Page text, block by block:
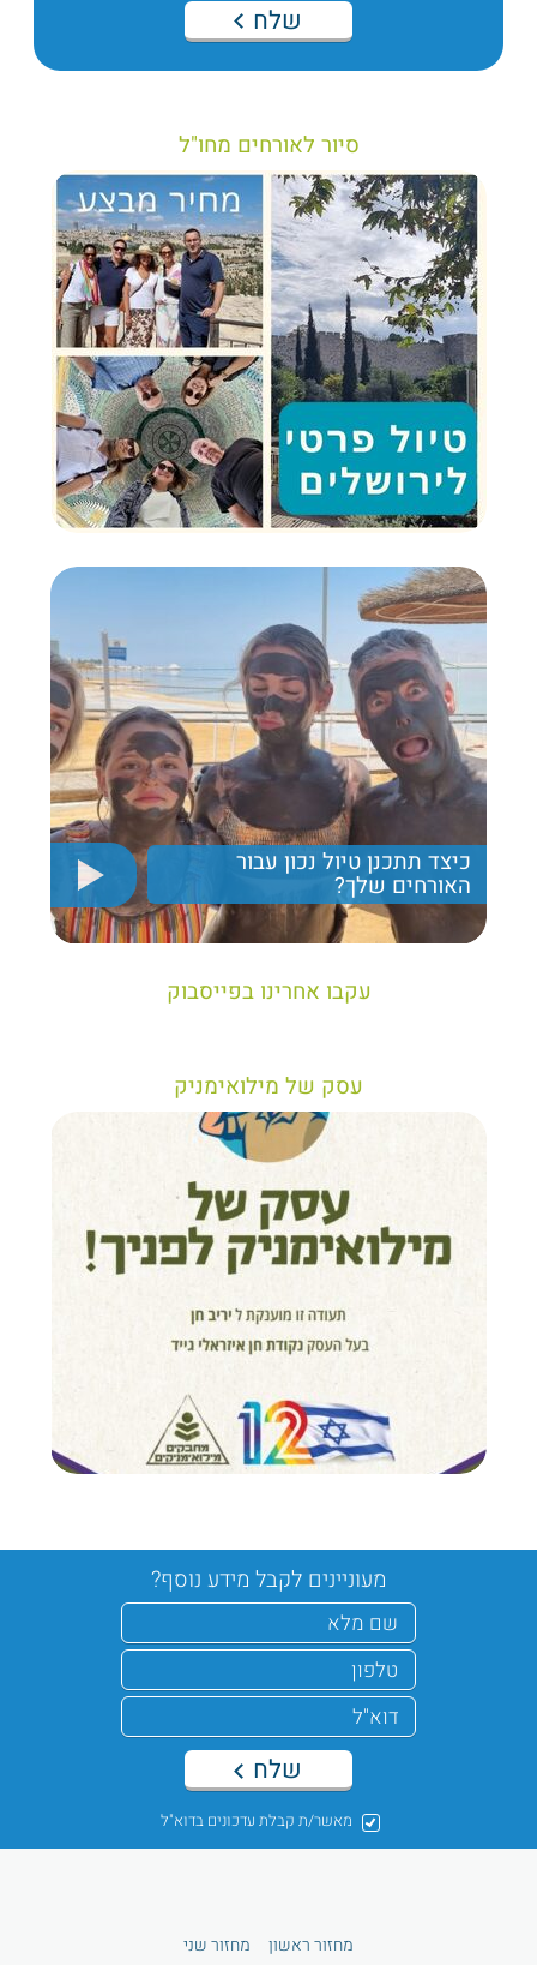
שלח
סיור לאורחים מחו"ל
כיצד תתכנן טיול נכון עבור
האורחים שלך?
יריב חן, מציג את הקווים המנחים לבניית טיול נכון עבור
תיירים בישראל
עקבו אחרינו בפייסבוק
עסק של מילואימניק
מעוניינים לקבל מידע נוסף?
מאשר/ת קבלת עדכונים בדוא"ל
שלח
מחזור ראשון מחזור שני